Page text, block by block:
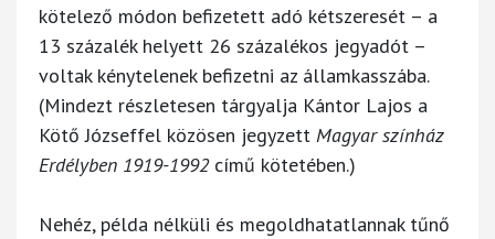
kötelező módon befizetett adó kétszeresét – a
13 százalék helyett 26 százalékos jegyadót –
voltak kénytelenek befizetni az államkasszába.
(Mindezt részletesen tárgyalja Kántor Lajos a
Kötő Józseffel közösen jegyzett Magyar színház
Erdélyben 1919-1992című kötetében.)
Nehéz, példa nélküli és megoldhatatlannak tűnő